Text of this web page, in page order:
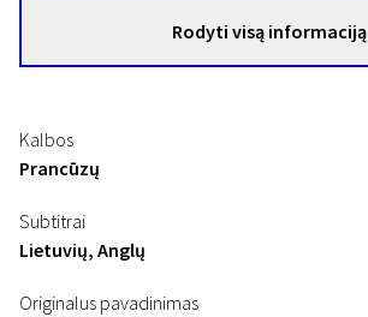
Rodyti visą informaciją
Kalbos
Prancūzų
Subtitrai
Lietuvių, Anglų
Originalus pavadinimas